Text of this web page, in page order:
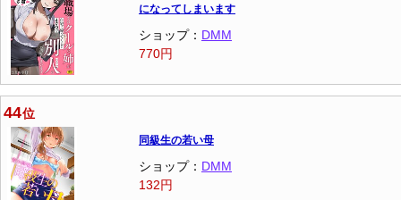
になってしまいます
ショップ： DMM
770円
44位
同級生の若い母
ショップ： DMM
132円